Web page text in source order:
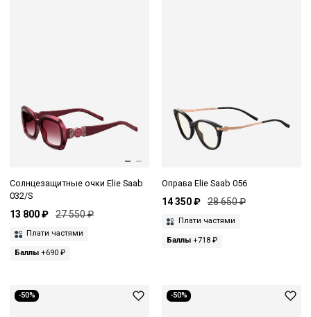
Солнцезащитные очки Elie Saab
032/S
13 800 ₽ 27 550 ₽
Плати частями
Баллы +690 ₽
Оправа Elie Saab 056
14 350 ₽ 28 650 ₽
Плати частями
Баллы+718 ₽
-50% -50%